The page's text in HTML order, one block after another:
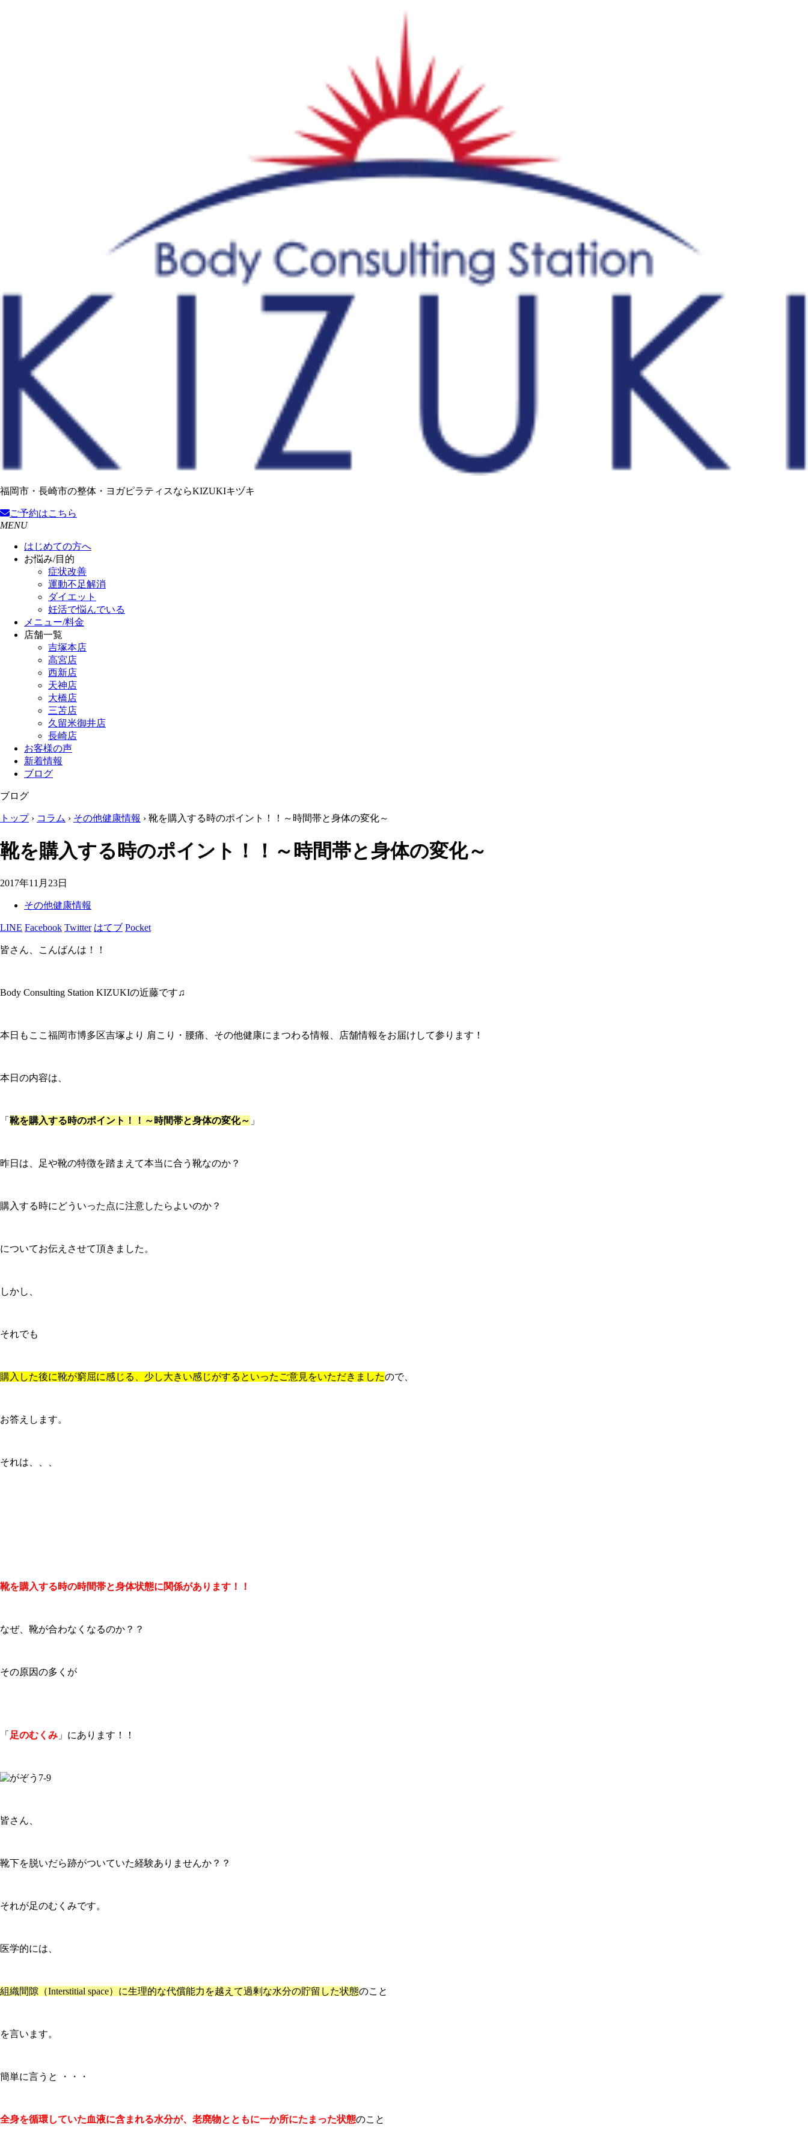
福岡市・長崎市の整体・ヨガピラティスならKIZUKIキヅキ
ご予約はこちら
MENU
はじめての方へ
お悩み/目的
症状改善
運動不足解消
ダイエット
妊活で悩んでいる
メニュー/料金
店舗一覧
吉塚本店
高宮店
西新店
天神店
大橋店
三苫店
久留米御井店
長崎店
お客様の声
新着情報
ブログ
ブログ
トップ› コラム › その他健康情報 › 靴を購入する時のポイント！！～時間帯と身体の変化～
靴を購入する時のポイント！！～時間帯と身体の変化～
2017年11月23日
その他健康情報
LINE Facebook Twitter はてブ Pocket
皆さん、こんばんは！！
Body Consulting Station KIZUKIの近藤です♫
本日もここ福岡市博多区吉塚より 肩こり・腰痛、その他健康にまつわる情報、店舗情報をお届けして参ります！
本日の内容は、
「 靴を購入する時のポイント！！～時間帯と身体の変化～ 」
昨日は、足や靴の特徴を踏まえて本当に合う靴なのか？
購入する時にどういった点に注意したらよいのか？
についてお伝えさせて頂きました。
しかし、
それでも
購入した後に靴が窮屈に感じる、少し大きい感じがするといったご意見をいただきましたので、
お答えします。
それは、、、
靴を購入する時の時間帯と身体状態に関係があります！！
なぜ、靴が合わなくなるのか？？
その原因の多くが
「 足のむくみ 」にあります！！
皆さん、
靴下を脱いだら跡がついていた経験ありませんか？？
それが足のむくみです。
医学的には、
組織間隙（Interstitial space）に生理的な代償能力を越えて過剰な水分の貯留した状態のこと
を言います。
簡単に言うと ・・・
全身を循環していた血液に含まれる水分が、老廃物とともに一か所にたまった状態のこと